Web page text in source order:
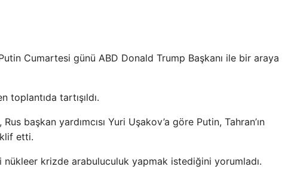
Cumartesi günü ABD Donald Trump Başkanı ile bir araya
toplantıda tartışıldı.
başkan yardımcısı Yuri Uşakov’a göre Putin, Tahran’ın
etti.
nükleer krizde arabuluculuk yapmak istediğini yorumladı.